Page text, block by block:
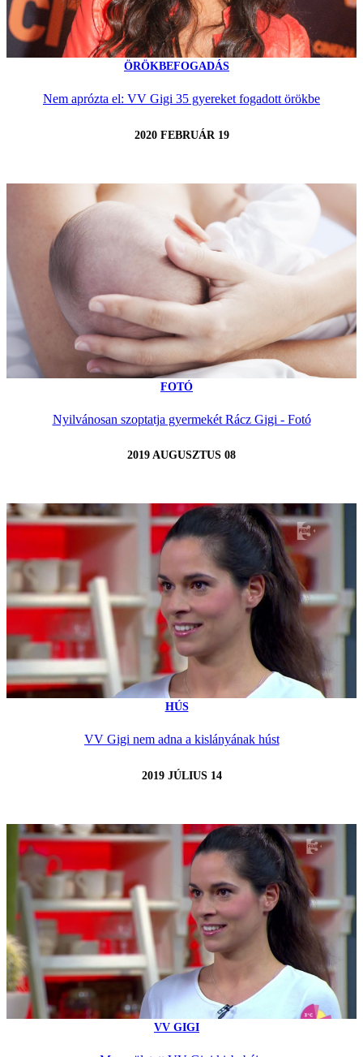
ÖRÖKBEFOGADÁS
Nem aprózta el: VV Gigi 35 gyereket fogadott örökbe
2020 FEBRUÁR 19
FOTÓ
Nyilvánosan szoptatja gyermekét Rácz Gigi - Fotó
2019 AUGUSZTUS 08
HÚS
VV Gigi nem adna a kislányának húst
2019 JÚLIUS 14
VV GIGI